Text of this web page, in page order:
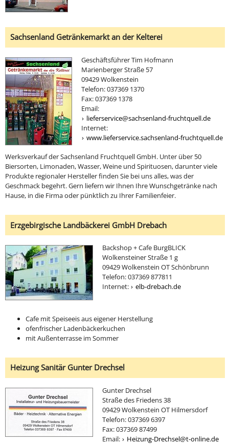
Sachsenland Getränkemarkt an der Kelterei
Geschäftsführer Tim Hofmann
Marienberger Straße 57
09429 Wolkenstein
Telefon: 037369 1370
Fax: 037369 1378
Email:
lieferservice@sachsenland-fruchtquell.de
Internet:
www.lieferservice.sachsenland-fruchtquell.de
Werksverkauf der Sachsenland Fruchtquell GmbH. Unter über 50
Biersorten, Limonaden, Wasser, Weine und Spirituosen, darunter viele
Produkte regionaler Hersteller finden Sie bei uns alles, was der
Geschmack begehrt. Gern liefern wir Ihnen Ihre Wunschgetränke nach
Hause, in die Firma oder pünktlich zu Ihrer Familienfeier.
Erzgebirgische Landbäckerei GmbH Drebach
Backshop + Cafe BurgBLICK
Wolkensteiner Straße 1 g
09429 Wolkenstein OT Schönbrunn
Telefon: 037369 877811
Internet:
elb-drebach.de
Cafe mit Speiseeis aus eigener Herstellung
ofenfrischer Ladenbäckerkuchen
mit Außenterrasse im Sommer
Heizung Sanitär Gunter Drechsel
Gunter Drechsel
Straße des Friedens 38
09429 Wolkenstein OT Hilmersdorf
Telefon: 037369 6397
Fax: 037369 87499
Email:
Heizung-Drechsel@t-online.de